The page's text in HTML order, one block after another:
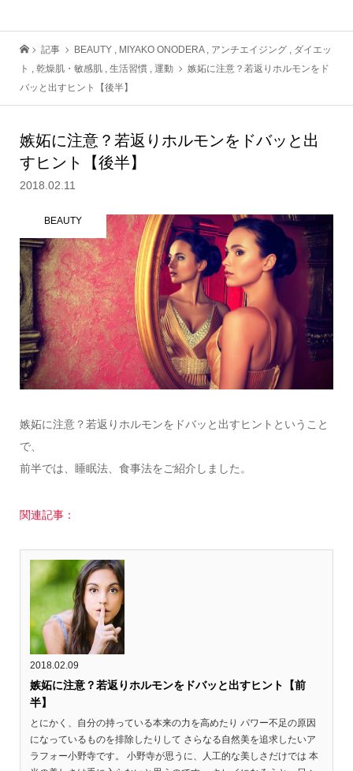
記事 BEAUTY , MIYAKO ONODERA , アンチエイジング , ダイエッ
ト , 乾燥肌・敏感肌 , 生活習慣 , 運動
嫉妬に注意？若返りホルモンをド
バッと出すヒント【後半】
嫉妬に注意？若返りホルモンをドバッと出
すヒント【後半】
2018.02.11
BEAUTY
嫉妬に注意？若返りホルモンをドバッと出すヒントということ
で、
前半では、睡眠法、食事法をご紹介しました。
関連記事：
2018.02.09
嫉妬に注意？若返りホルモンをドバッと出すヒント【前
半】
とにかく、自分の持っている本来の力を高めたり パワー不足の原因
になっているものを排除したりして さらなる自然美を追求したいア
ラフォー小野寺です。 小野寺が思うに、人工的な美しさだけでは 本